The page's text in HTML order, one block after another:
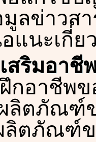
ลข่าวส
แนะเกี่
สริมอา
กอาชีพ
ลิตภัณฑ์
ลิตภัณฑ์